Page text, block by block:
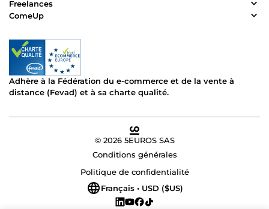
Freelances
ComeUp
Adhère à la Fédération du e-commerce et de la vente à
distance (Fevad) et à sa charte qualité.
© 2026 5EUROS SAS
Conditions générales
Politique de confidentialité
Français • USD ($US)